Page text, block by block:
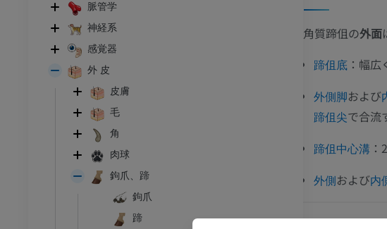
脈管学
神経系
感覚器
外 皮
皮膚
毛
角
肉球
鉤爪、蹄
鉤爪
蹄
角質蹄伹の外面
蹄伹底 ：幅
外側脚および
蹄伹尖で合流
蹄伹中心溝
外側および内